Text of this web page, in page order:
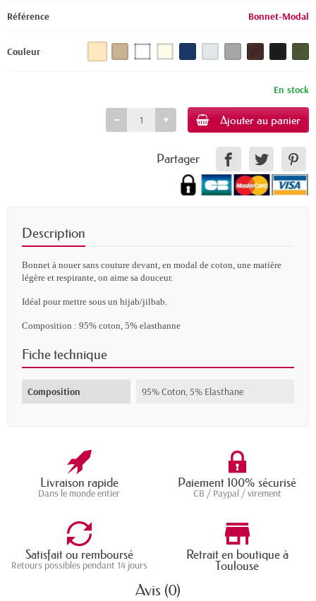
Référence Bonnet-Modal
Couleur
En stock
Ajouter au panier
Partager
Description
Bonnet à nouer sans couture devant, en modal de coton, une matière
légère et respirante, on aime sa douceur.
Idéal pourmettre sous un hijab/jilbab.
Composition : 95% coton, 5% elasthanne
Fiche technique
Composition 95% Coton, 5% Elasthane
Livraison rapide
Dans le monde entier
Paiement 100% sécurisé
CB / Paypal / virement
Satisfait ou remboursé
Retours possibles pendant 14 jours
Retrait en boutique à
Toulouse
Avis (0)